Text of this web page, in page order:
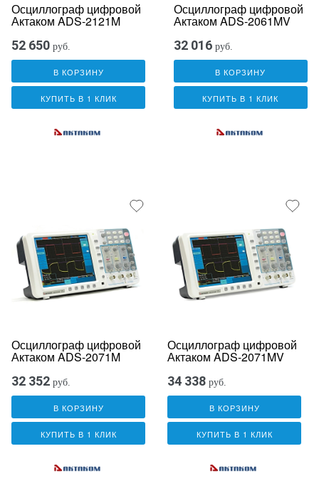
Осциллограф цифровой
Актаком ADS-2121M
52 650 руб.
В КОРЗИНУ
КУПИТЬ В 1 КЛИК
Осциллограф цифровой
Актаком ADS-2061MV
32 016 руб.
В КОРЗИНУ
КУПИТЬ В 1 КЛИК
Осциллограф цифровой
Актаком ADS-2071M
32 352 руб.
В КОРЗИНУ
КУПИТЬ В 1 КЛИК
Осциллограф цифровой
Актаком ADS-2071MV
34 338 руб.
В КОРЗИНУ
КУПИТЬ В 1 КЛИК